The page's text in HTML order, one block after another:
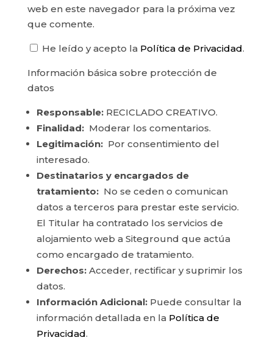
web en este navegador para la próxima vez
que comente.
He leído y acepto la Política de Privacidad.
Información básica sobre protección de
datos
Responsable:RECICLADO CREATIVO.
Finalidad:Moderar los comentarios.
Legitimación:Por consentimiento del
interesado.
Destinatarios y encargados de
tratamiento:No se ceden o comunican
datos a terceros para prestar este servicio.
El Titular ha contratado los servicios de
alojamiento web a Siteground que actúa
como encargado de tratamiento.
Derechos:Acceder, rectificar y suprimir los
datos.
Información Adicional:Puede consultar la
información detallada en la Política de
Privacidad.